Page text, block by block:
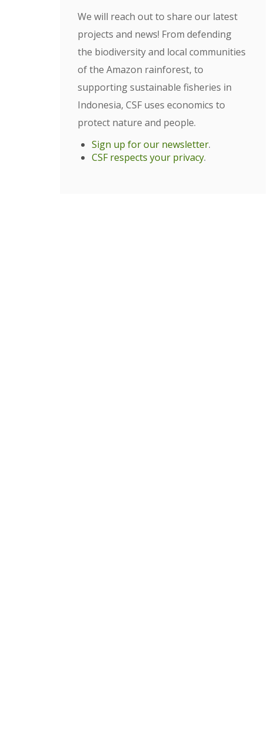
We will reach out to share our latest
projects and news! From defending
the biodiversity and local communities
of the Amazon rainforest, to
supporting sustainable fisheries in
Indonesia, CSF uses economics to
protect nature and people.
Sign up for our newsletter.
CSF respects your privacy.